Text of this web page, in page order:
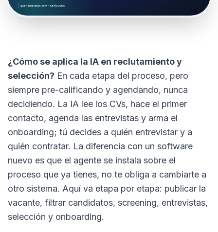
¿Cómo se aplica la IA en reclutamiento y
selección? En cada etapa del proceso, pero
siempre pre-calificando y agendando, nunca
decidiendo. La IA lee los CVs, hace el primer
contacto, agenda las entrevistas y arma el
onboarding; tú decides a quién entrevistar y a
quién contratar. La diferencia con un software
nuevo es que el agente se instala sobre el
proceso que ya tienes, no te obliga a cambiarte a
otro sistema. Aquí va etapa por etapa: publicar la
vacante, filtrar candidatos, screening, entrevistas,
selección y onboarding.